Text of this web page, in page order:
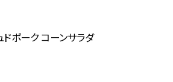
ドポーク コーンサラダ